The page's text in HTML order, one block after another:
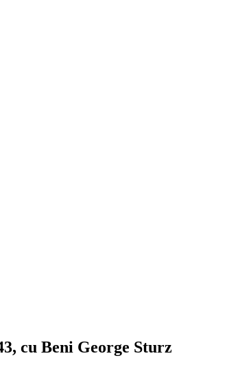
cu Beni George Sturz